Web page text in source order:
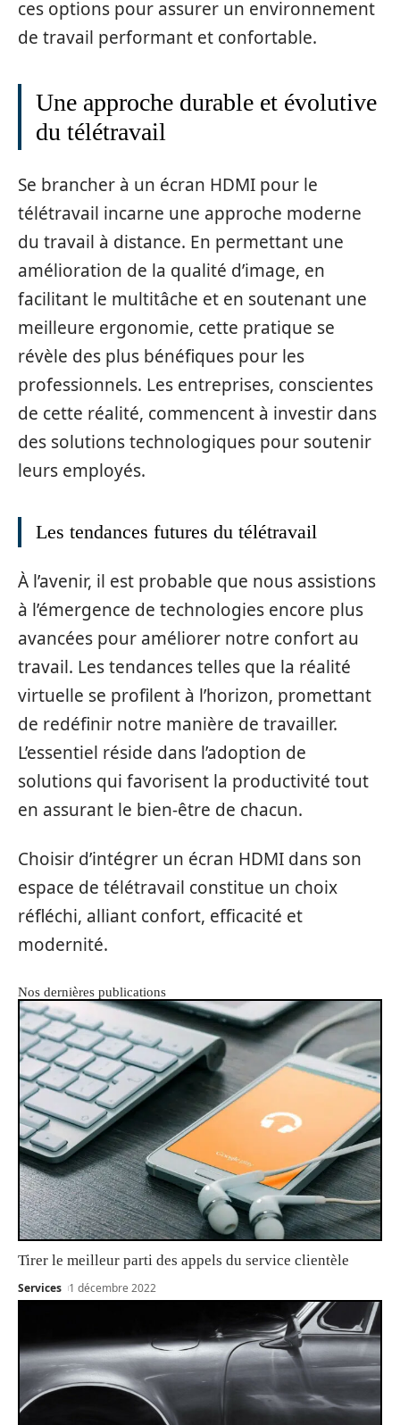
ces options pour assurer un environnement
de travail performant et confortable.
Une approche durable et évolutive
du télétravail
Se brancher à un écran HDMI pour le
télétravail incarne une approche moderne
du travail à distance. En permettant une
amélioration de la qualité d’image, en
facilitant le multitâche et en soutenant une
meilleure ergonomie, cette pratique se
révèle des plus bénéfiques pour les
professionnels. Les entreprises, conscientes
de cette réalité, commencent à investir dans
des solutions technologiques pour soutenir
leurs employés.
Les tendances futures du télétravail
À l’avenir, il est probable que nous assistions
à l’émergence de technologies encore plus
avancées pour améliorer notre confort au
travail. Les tendances telles que la réalité
virtuelle se profilent à l’horizon, promettant
de redéfinir notre manière de travailler.
L’essentiel réside dans l’adoption de
solutions qui favorisent la productivité tout
en assurant le bien-être de chacun.
Choisir d’intégrer un écran HDMI dans son
espace de télétravail constitue un choix
réfléchi, alliant confort, efficacité et
modernité.
Nos dernières publications
Tirer le meilleur parti des appels du service clientèle
Services 1 décembre 2022